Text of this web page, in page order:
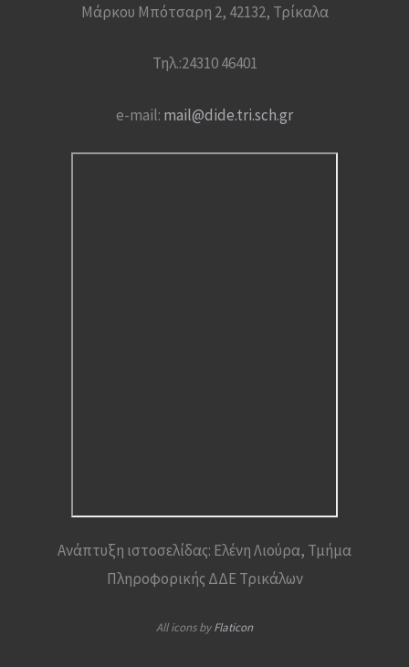
Μάρκου Μπότσαρη 2, 42132, Τρίκαλα
Τηλ.:24310 46401
e-mail: mail@dide.tri.sch.gr
Ανάπτυξη ιστοσελίδας: Ελένη Λιούρα, Τμήμα
Πληροφορικής ΔΔΕ Τρικάλων
All icons byFlaticon